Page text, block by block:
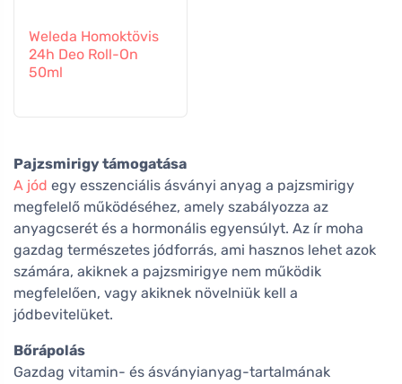
Weleda Homoktövis
24h Deo Roll-On
50ml
Pajzsmirigy támogatása
A jód egy esszenciális ásványi anyag a pajzsmirigy
megfelelő működéséhez, amely szabályozza az
anyagcserét és a hormonális egyensúlyt. Az ír moha
gazdag természetes jódforrás, ami hasznos lehet azok
számára, akiknek a pajzsmirigye nem működik
megfelelően, vagy akiknek növelniük kell a
jódbevitelüket.
Bőrápolás
Gazdag vitamin- és ásványianyag-tartalmának